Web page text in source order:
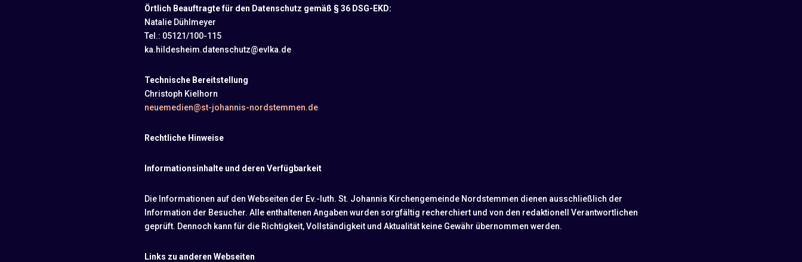
Örtlich Beauftragte für den Datenschutz gemäß § 36 DSG-EKD:
Natalie Dühlmeyer
Tel.: 05121/100-115
ka.hildesheim.datenschutz@evlka.de
Technische Bereitstellung
Christoph Kielhorn
neuemedien@st-johannis-nordstemmen.de
Rechtliche Hinweise
Informationsinhalte und deren Verfügbarkeit
Die Informationen auf den Webseiten der Ev.-luth. St. Johannis Kirchengemeinde Nordstemmen dienen ausschließlich der
Information der Besucher. Alle enthaltenen Angaben wurden sorgfältig recherchiert und von den redaktionell Verantwortlichen
geprüft. Dennoch kann für die Richtigkeit, Vollständigkeit und Aktualität keine Gewähr übernommen werden.
Links zu anderen Webseiten